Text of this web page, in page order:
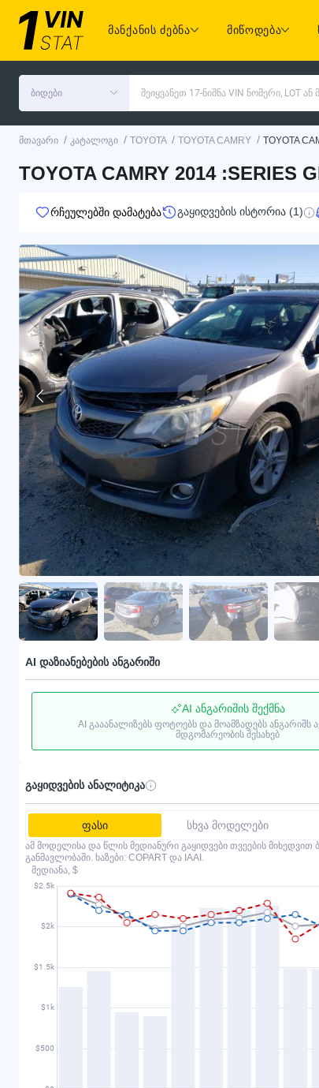
მანქანის ძებნა მიწოდება
ბიდები შეიყვანეთ 17-ნიშნა VIN ნომერი, LOT
მთავარი / კატალოგი / TOYOTA / TOYOTA CAMRY / TOYOTA
TOYOTA CAMRY 2014 :SERIES
რჩეულებში დამატება გაყიდვების ისტორია (1)
AI დაზიანებების ანგარიში
AI ანგარიშის შექმნა
AI გააანალიზებს ფოტოებს და მოამზადებს ანგარიშს
მდგომარეობის შესახებ
გაყიდვების ანალიტიკა
ფასი სხვა მოდელები
ამ მოდელისა და წლის მედიანური გაყიდვები თვეების
განმავლობაში. ხაზები: COPART და IAAI.
მედიანა, $